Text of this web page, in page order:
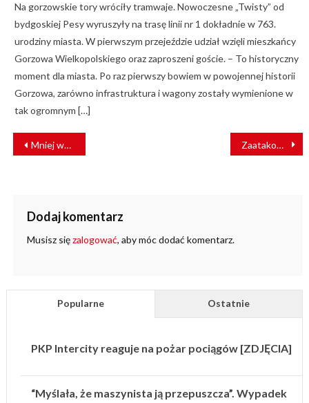
Na gorzowskie tory wróciły tramwaje. Nowoczesne „Twisty” od
bydgoskiej Pesy wyruszyły na trasę linii nr 1 dokładnie w 763.
urodziny miasta. W pierwszym przejeździe udział wzięli mieszkańcy
Gorzowa Wielkopolskiego oraz zaproszeni goście. – To historyczny
moment dla miasta. Po raz pierwszy bowiem w powojennej historii
Gorzowa, zarówno infrastruktura i wagony zostały wymienione w
tak ogromnym […]
NAWIGACJA
WPISU
Mniej wypadków na torach i ofiar – PKP PLK podsumowały wakacyjne podróże Polaków Zaatakował motorniczego, napadał na przechodniów. Agresywny pasażer zatrzymany
Dodaj komentarz
Musisz sięzalogować, aby móc dodać komentarz.
Popularne Ostatnie
PKP Intercity reaguje na pożar pociągów [ZDJĘCIA]
“Myślała, że maszynista ją przepuszcza”. Wypadek